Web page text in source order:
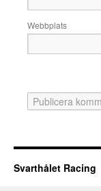
Webbplats
Svarthålet Racing